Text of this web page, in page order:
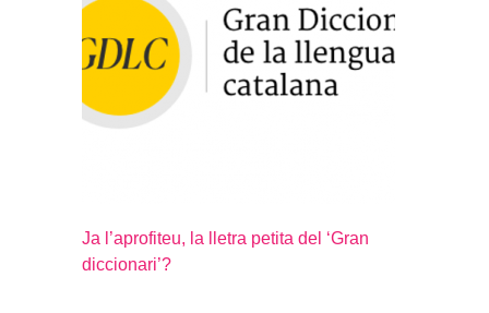
Ja l’aprofiteu, la lletra petita del ‘Gran
diccionari’?